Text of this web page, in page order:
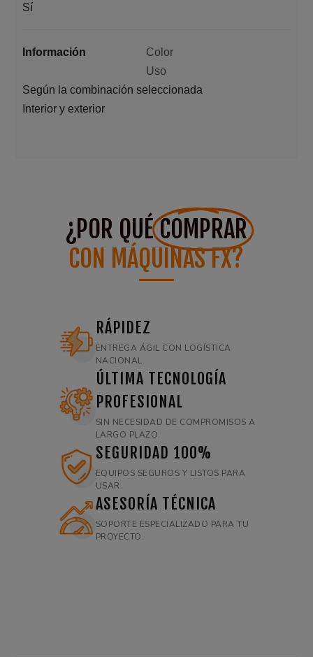
Sí
Información
Color
Uso
Según la combinación seleccionada
Interior y exterior
¿POR QUÉCOMPRAR
CON MÁQUINAS FX?
RÁPIDEZ
ENTREGA ÁGIL CON LOGÍSTICA
NACIONAL.
ÚLTIMA TECNOLOGÍA
PROFESIONAL
SIN NECESIDAD DE COMPROMISOS A
LARGO PLAZO.
SEGURIDAD 100%
EQUIPOS SEGUROS Y LISTOS PARA
USAR.
ASESORÍA TÉCNICA
SOPORTE ESPECIALIZADO PARA TU
PROYECTO.